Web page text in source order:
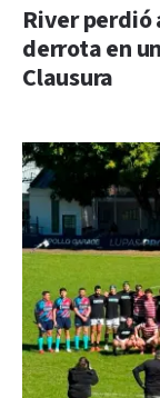
River perdió
derrota en
Clausura